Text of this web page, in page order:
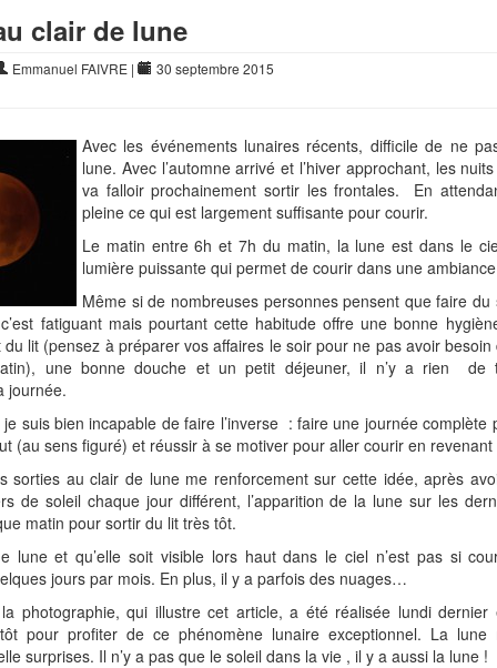
clair de lune
Emmanuel FAIVRE | 30 septembre 2015
Avec les événements lunaires récents, difficile de ne
lune. Avec l’automne arrivé et l’hiver approchant, les
va falloir prochainement sortir les frontales. En
pleine ce qui est largement suffisante pour courir.
Le matin entre 6h et 7h du matin, la lune est dans le
lumière puissante qui permet de courir dans une
Même si de nombreuses personnes pensent que faire du
fatiguant mais pourtant cette habitude offre une bonne
lit (pensez à préparer vos affaires le soir pour ne pas avoir
une bonne douche et un petit déjeuner, il n’y a rien de
journée.
suis bien incapable de faire l’inverse : faire une journée complète
(au sens figuré) et réussir à se motiver pour aller courir en
sorties au clair de lune me renforcement sur cette idée, après
de soleil chaque jour différent, l’apparition de la lune sur les
matin pour sortir du lit très tôt.
lune et qu’elle soit visible lors haut dans le ciel n’est pas si
jours par mois. En plus, il y a parfois des nuages…
photographie, qui illustre cet article, a été réalisée lundi dernier
pour profiter de ce phénomène lunaire exceptionnel. La lune
surprises. Il n’y a pas que le soleil dans la vie , il y a aussi la lune !